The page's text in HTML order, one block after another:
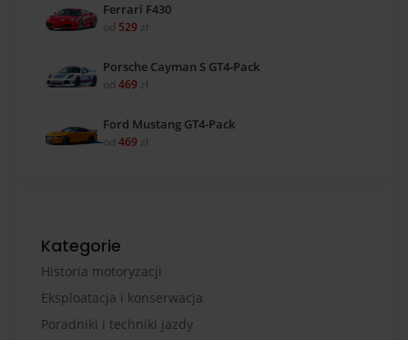
Ferrari F430
od 529 zł
Porsche Cayman S GT4-Pack
od 469 zł
Ford Mustang GT4-Pack
od 469 zł
Kategorie
Historia motoryzacji
Eksploatacja i konserwacja
Poradniki i techniki jazdy